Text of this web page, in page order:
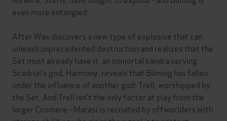
even more entangled.
After Wax discovers a new type of explosive that can
unleash unprecedented destruction and realizes that the
Set must already have it, an immortal kandra serving
Scadrial's god, Harmony, reveals that Bilming has fallen
under the influence of another god: Trell, worshipped by
the Set. And Trell isn't the only factor at play from the
larger Cosmere - Marasi is recruited by offworlders with